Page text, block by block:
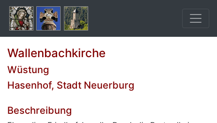
Wallenbachkirche
Wüstung
Hasenhof, Stadt Neuerburg
Beschreibung